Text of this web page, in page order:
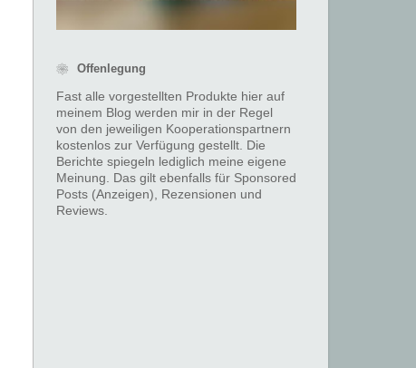
❀ Offenlegung
Fast alle vorgestellten Produkte hier auf
meinem Blog werden mir in der Regel
von den jeweiligen Kooperationspartnern
kostenlos zur Verfügung gestellt. Die
Berichte spiegeln lediglich meine eigene
Meinung. Das gilt ebenfalls für Sponsored
Posts (Anzeigen), Rezensionen und
Reviews.